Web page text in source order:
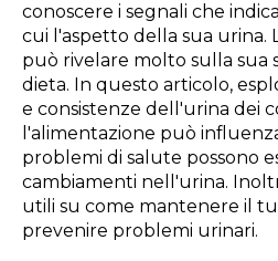
conoscere i segnali che
cui l'aspetto della sua urina.
può rivelare molto sulla sua
dieta. In questo articolo,
e consistenze dell'urina dei
l'alimentazione può
problemi di salute possono
cambiamenti nell'urina.
utili su come mantenere il
prevenire problemi urinari.